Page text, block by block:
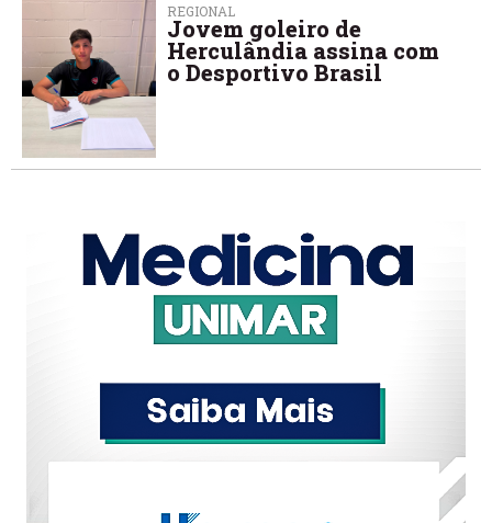
REGIONAL
Jovem goleiro de
Herculândia assina com
o Desportivo Brasil